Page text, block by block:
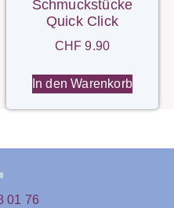
Schmuckstücke
Quick Click
CHF 9.90
In den Warenkorb
01 76